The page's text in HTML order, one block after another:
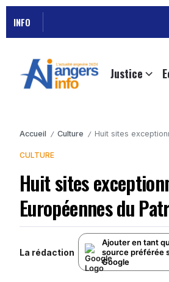
INFO
Justice
Accueil / Culture / Huit sites
CULTURE
Huit sites
Européennes du
La rédaction
Ajouter en tant
source préférée
Google